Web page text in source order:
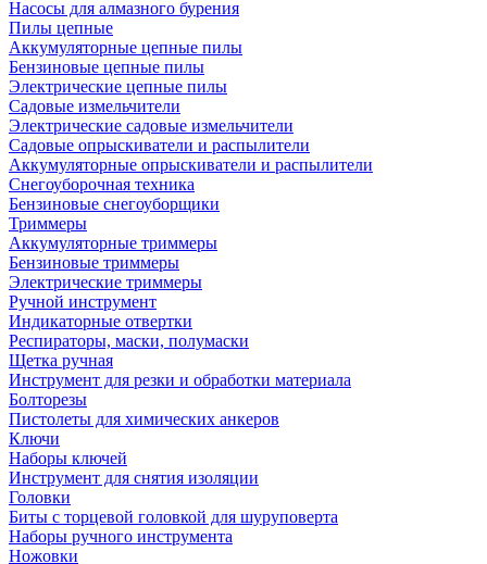
Насосы для алмазного бурения
Пилы цепные
Аккумуляторные цепные пилы
Бензиновые цепные пилы
Электрические цепные пилы
Садовые измельчители
Электрические садовые измельчители
Садовые опрыскиватели и распылители
Аккумуляторные опрыскиватели и распылители
Снегоуборочная техника
Бензиновые снегоуборщики
Триммеры
Аккумуляторные триммеры
Бензиновые триммеры
Электрические триммеры
Ручной инструмент
Индикаторные отвертки
Респираторы, маски, полумаски
Щетка ручная
Инструмент для резки и обработки материала
Болторезы
Пистолеты для химических анкеров
Ключи
Наборы ключей
Инструмент для снятия изоляции
Головки
Биты с торцевой головкой для шуруповерта
Наборы ручного инструмента
Ножовки